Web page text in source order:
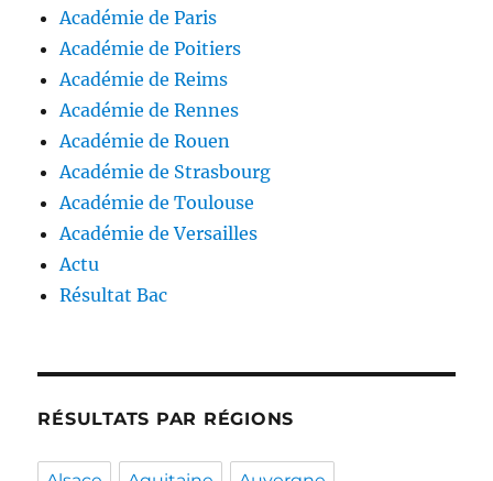
Académie de Paris
Académie de Poitiers
Académie de Reims
Académie de Rennes
Académie de Rouen
Académie de Strasbourg
Académie de Toulouse
Académie de Versailles
Actu
Résultat Bac
RÉSULTATS PAR RÉGIONS